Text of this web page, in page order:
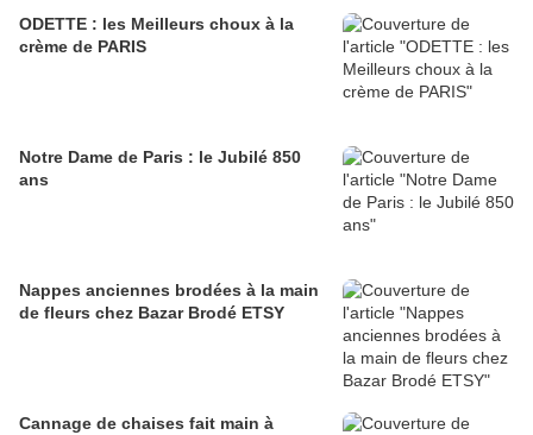
ODETTE : les Meilleurs choux à la
crème de PARIS
Notre Dame de Paris : le Jubilé 850
ans
Nappes anciennes brodées à la main
de fleurs chez Bazar Brodé ETSY
Cannage de chaises fait main à